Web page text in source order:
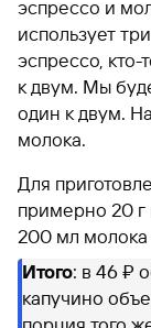
эспрессо и
использует
эспрессо,
к двум. Мы
один к двум.
молока.
Для
примерно 20 г
200 мл молока
Итого: в 46 ₽
капучино